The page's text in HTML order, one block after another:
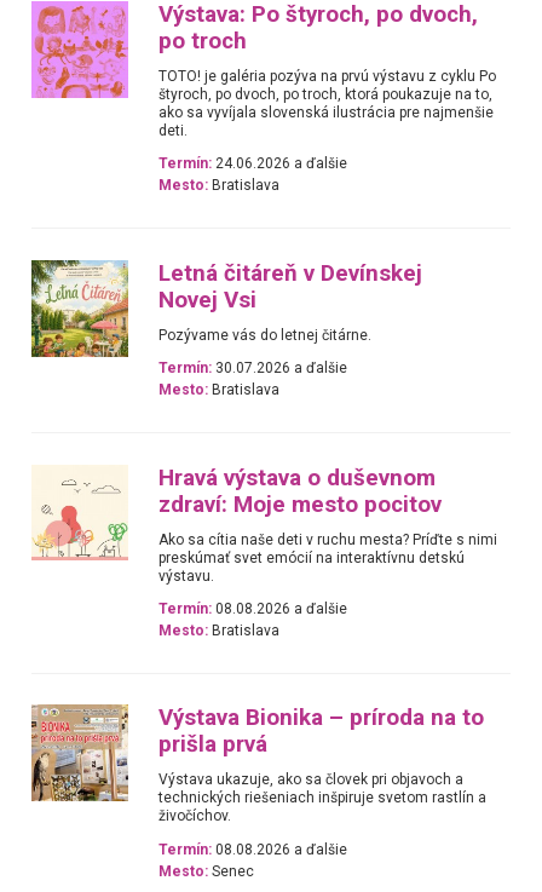
Výstava: Po štyroch, po dvoch,
po troch
TOTO! je galéria pozýva na prvú výstavu z cyklu Po
štyroch, po dvoch, po troch, ktorá poukazuje na to,
ako sa vyvíjala slovenská ilustrácia pre najmenšie
deti.
Termín: 24.06.2026 a ďalšie
Mesto: Bratislava
Letná čitáreň v Devínskej
Novej Vsi
Pozývame vás do letnej čitárne.
Termín: 30.07.2026 a ďalšie
Mesto: Bratislava
Hravá výstava o duševnom
zdraví: Moje mesto pocitov
Ako sa cítia naše deti v ruchu mesta? Príďte s nimi
preskúmať svet emócií na interaktívnu detskú
výstavu.
Termín: 08.08.2026 a ďalšie
Mesto: Bratislava
Výstava Bionika – príroda na to
prišla prvá
Výstava ukazuje, ako sa človek pri objavoch a
technických riešeniach inšpiruje svetom rastlín a
živočíchov.
Termín: 08.08.2026 a ďalšie
Mesto: Senec